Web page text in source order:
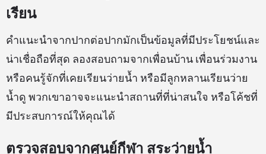
เรียน
คำแนะนำจากปากต่อปากมักเป็นข้อมูลที่มีประโยชน์และ
น่าเชื่อถือที่สุด ลองสอบถามจากเพื่อนบ้าน เพื่อนร่วมงาน
หรือคนรู้จักที่เคยเรียนว่ายน้ำ หรือมีลูกหลานเรียนว่าย
น้ำดู พวกเขาอาจจะแนะนำสถานที่ที่น่าสนใจ หรือโค้ชที่
มีประสบการณ์ให้คุณได้
ตรวจสอบจากศูนย์กีฬา สระว่ายน้ำ